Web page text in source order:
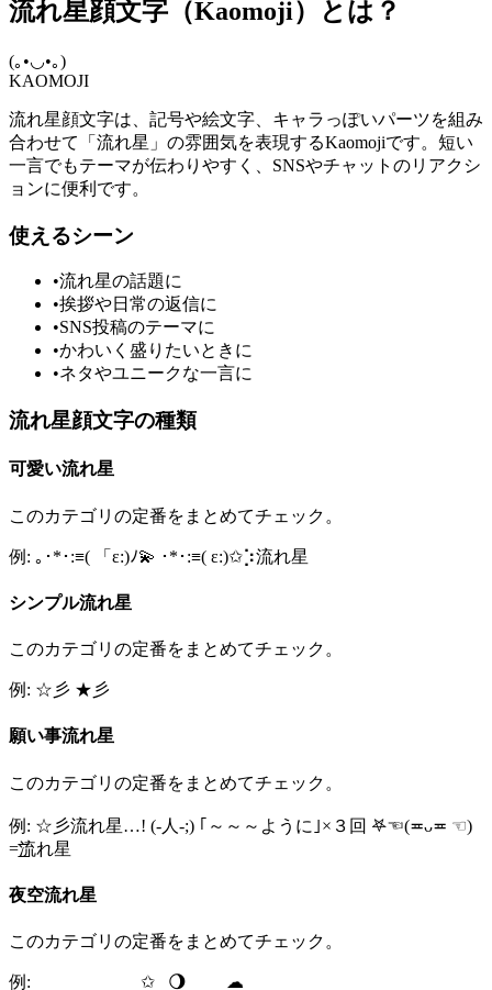
流れ星顔文字（Kaomoji）とは？
(｡•◡•｡)
KAOMOJI
流れ星顔文字は、記号や絵文字、キャラっぽいパーツを組み
合わせて「流れ星」の雰囲気を表現するKaomojiです。短い
一言でもテーマが伝わりやすく、SNSやチャットのリアクシ
ョンに便利です。
使えるシーン
•流れ星の話題に
•挨拶や日常の返信に
•SNS投稿のテーマに
•かわいく盛りたいときに
•ネタやユニークな一言に
流れ星顔文字の種類
可愛い流れ星
このカテゴリの定番をまとめてチェック。
例: ｡･*･:≡( 「ε:)ﾉ💫 ･*･:≡( ε:)✩⡱流れ星
シンプル流れ星
このカテゴリの定番をまとめてチェック。
例: ☆彡 ★彡
願い事流れ星
このカテゴリの定番をまとめてチェック。
例: ☆彡流れ星…! (-人-;) ｢～～～ように｣×３回 ‎𖤐☜(≖ᴗ≖ ☜)
=͟͟͞͞流れ星
夜空流れ星
このカテゴリの定番をまとめてチェック。
例: ⠀⠀⠀⠀⠀⠀⠀⠀✩⠀🌖⠀⠀⠀︎︎☁︎︎